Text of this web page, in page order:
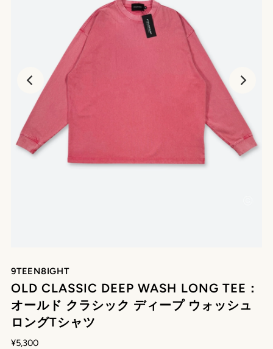
9TEEN8IGHT
OLD CLASSIC DEEP WASH LONG TEE：
オールド クラシック ディープ ウォッシュ
ロングTシャツ
¥5,300